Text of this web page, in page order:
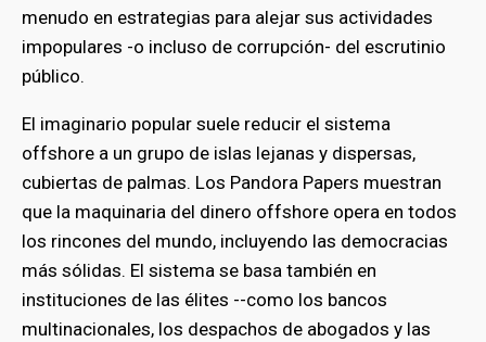
menudo en estrategias para alejar sus actividades
impopulares -o incluso de corrupción- del escrutinio
público.
El imaginario popular suele reducir el sistema
offshore a un grupo de islas lejanas y dispersas,
cubiertas de palmas. Los Pandora Papers muestran
que la maquinaria del dinero offshore opera en todos
los rincones del mundo, incluyendo las democracias
más sólidas. El sistema se basa también en
instituciones de las élites --como los bancos
multinacionales, los despachos de abogados y las